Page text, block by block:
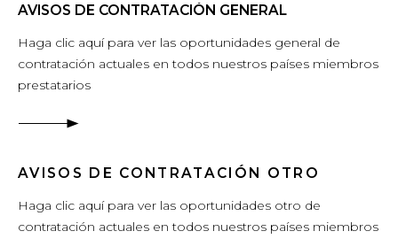
AVISOS DE CONTRATACIÓN GENERAL
Haga clic aquí para ver las oportunidades general de
contratación actuales en todos nuestros países miembros
prestatarios
AVISOS DE CONTRATACIÓN OTRO
Haga clic aquí para ver las oportunidades otro de
contratación actuales en todos nuestros países miembros